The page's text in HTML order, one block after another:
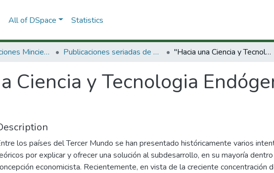
All of DSpace Statistics
3.2.2. Publicaciones Minciencias Publicaciones seriadas de Minciencias "Hacia una Ciencia y Tecnologia Endógenas para un Nuevo Desarrollo"
Ciencia y Tecnologia
los países del Tercer Mundo se han presentado históricamente varios
por explicar y ofrecer una solución al subdesarrollo, en su mayoría
economicista. Recientemente, en vista de la creciente concentración